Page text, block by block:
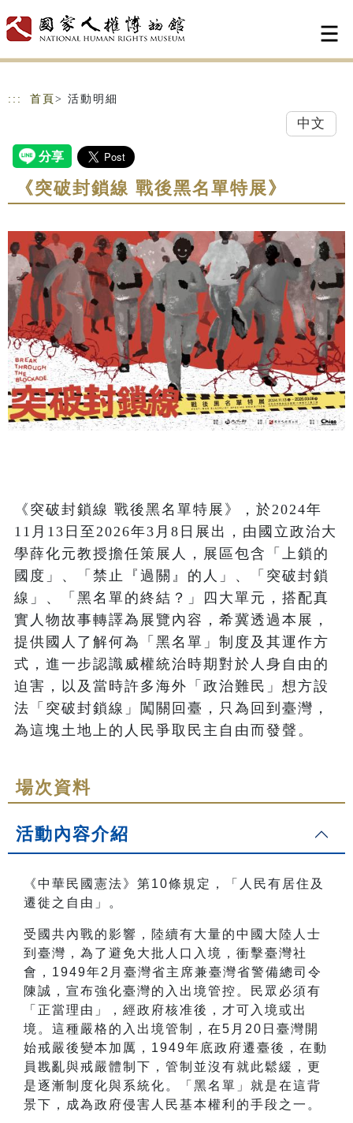
::: 首頁 > 活動明細
中文
《突破封鎖線 戰後黑名單特展》
《突破封鎖線 戰後黑名單特展》，於2024年
11月13日至2026年3月8日展出，由國立政治大
學薛化元教授擔任策展人，展區包含「上鎖的
國度」、「禁止『過關』的人」、「突破封鎖
線」、「黑名單的終結？」四大單元，搭配真
實人物故事轉譯為展覽內容，希冀透過本展，
提供國人了解何為「黑名單」制度及其運作方
式，進一步認識威權統治時期對於人身自由的
迫害，以及當時許多海外「政治難民」想方設
法「突破封鎖線」闖關回臺，只為回到臺灣，
為這塊土地上的人民爭取民主自由而發聲。
場次資料
活動內容介紹
《中華民國憲法》第10條規定，「
人民有居住及
遷徙之自由」。
受國共內戰的影響，陸續有大量的中國大陸人士
到臺灣，為了避免大批人口入境，衝擊臺灣社
會，1949年2月臺灣省主席兼臺灣省警備總司令
陳誠，宣布強化臺灣的入出境管控。民眾必須有
「正當理由」，經政府核准後，才可入境或出
境。這種嚴格的入出境管制，在5月20日臺灣開
始戒嚴後變本加厲，1949年底政府遷臺後，在動
員戡亂與戒嚴體制下，管制並沒有就此鬆緩，更
是逐漸制度化與系統化。「黑名單」就是在這背
景下，成為政府侵害人民基本權利的手段之一。